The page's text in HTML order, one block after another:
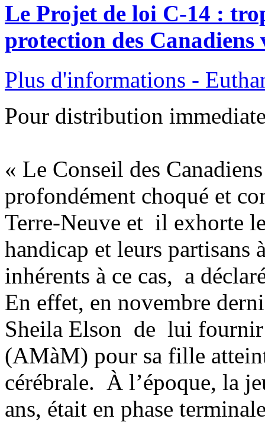
Le Projet de loi C-14 :
protection des Canadiens
Plus d'informations -
Pour distribution
« Le Conseil des
profondément choqué et
Terre-Neuve et il exhorte
handicap et leurs partisans
inhérents à ce cas, a
En effet, en novembre
Sheila Elson de lui fournir
(AMàM) pour sa fille
cérébrale. À l’époque, la
ans, était en phase